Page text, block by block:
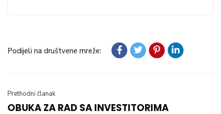
Podijeli na društvene mreže:
Prethodni članak
OBUKA ZA RAD SA INVESTITORIMA